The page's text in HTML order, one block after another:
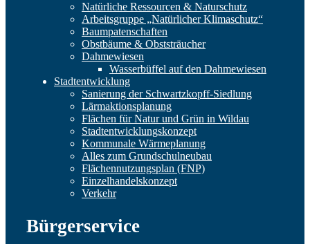
Natürliche Ressourcen & Naturschutz
Arbeitsgruppe „Natürlicher Klimaschutz“
Baumpatenschaften
Obstbäume & Obststräucher
Dahmewiesen
Wasserbüffel auf den Dahmewiesen
Stadtentwicklung
Sanierung der Schwartzkopff-Siedlung
Lärmaktionsplanung
Flächen für Natur und Grün in Wildau
Stadtentwicklungskonzept
Kommunale Wärmeplanung
Alles zum Grundschulneubau
Flächennutzungsplan (FNP)
Einzelhandelskonzept
Verkehr
Bürgerservice